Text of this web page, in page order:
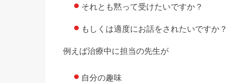
それとも黙って受けたいですか？
もしくは適度にお話をされたいですか？
例えば治療中に担当の先生が
自分の趣味